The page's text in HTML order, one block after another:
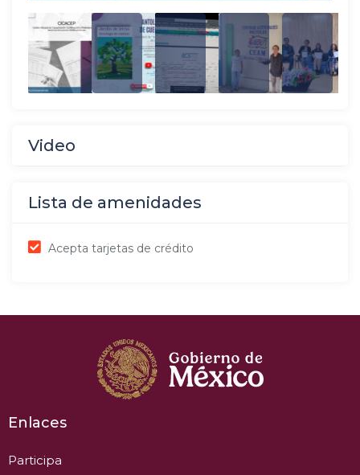
Video
Lista de amenidades
Acepta tarjetas de crédito
Enlaces
Participa